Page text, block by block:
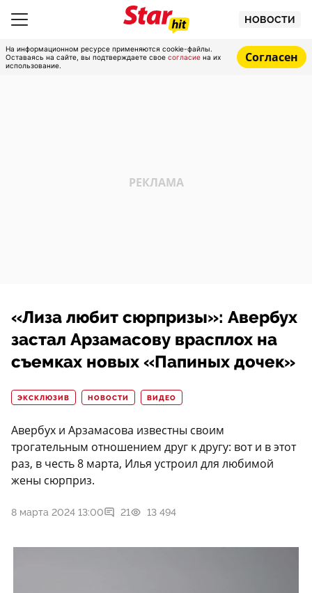
НОВОСТИ
На информационном ресурсе применяются cookie-файлы.
Оставаясь на сайте, вы подтверждаете свое согласие на их
использование.
Согласен
«Лиза любит сюрпризы»: Авербух
застал Арзамасову врасплох на
съемках новых «Папиных дочек»
ЭКСКЛЮЗИВ НОВОСТИ ВИДЕО
Авербух и Арзамасова известны своим
трогательным отношением друг к другу: вот и в этот
раз, в честь 8 марта, Илья устроил для любимой
жены сюрприз.
8 марта 2024 13:00 21 13 494